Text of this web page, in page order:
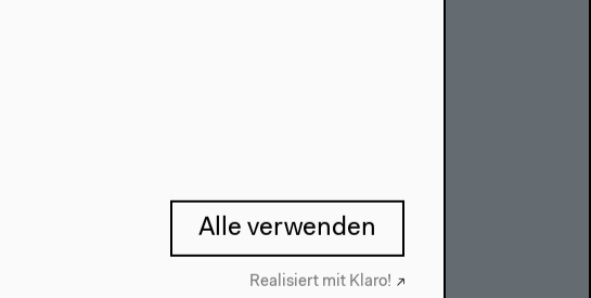
Alle verwenden
Realisiert mit Klaro!